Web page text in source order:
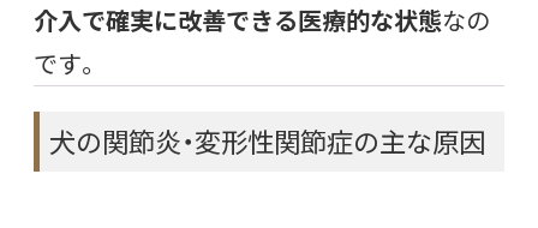
介入で確実に改善できる医療的な状態なの
です。
犬の関節炎・変形性関節症の主な原因